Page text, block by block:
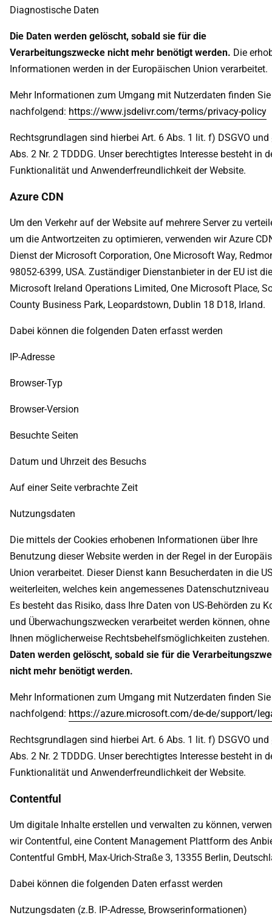
Diagnostische Daten
Die Daten werden gelöscht, sobald sie für die
Verarbeitungszwecke nicht mehr benötigt werden. Die
Informationen werden in der Europäischen Union verarbeitet.
Mehr Informationen zum Umgang mit Nutzerdaten finden Sie
nachfolgend: https://www.jsdelivr.com/terms/privacy-policy
Rechtsgrundlagen sind hierbei Art. 6 Abs. 1 lit. f) DSGVO und
Abs. 2 Nr. 2 TDDDG. Unser berechtigtes Interesse besteht in
Funktionalität und Anwenderfreundlichkeit der Website.
Azure CDN
Um den Verkehr auf der Website auf mehrere Server zu
um die Antwortzeiten zu optimieren, verwenden wir Azure
Dienst der Microsoft Corporation, One Microsoft Way,
98052-6399, USA. Zuständiger Dienstanbieter in der EU ist die
Microsoft Ireland Operations Limited, One Microsoft Place,
County Business Park, Leopardstown, Dublin 18 D18, Irland.
Dabei können die folgenden Daten erfasst werden
IP-Adresse
Browser-Typ
Browser-Version
Besuchte Seiten
Datum und Uhrzeit des Besuchs
Auf einer Seite verbrachte Zeit
Nutzungsdaten
Die mittels der Cookies erhobenen Informationen über Ihre
Benutzung dieser Website werden in der Regel in der
Union verarbeitet. Dieser Dienst kann Besucherdaten in die
weiterleiten, welches kein angemessenes Datenschutzniveau
Es besteht das Risiko, dass Ihre Daten von US-Behörden zu
und Überwachungszwecken verarbeitet werden können,
Ihnen möglicherweise Rechtsbehelfsmöglichkeiten zustehen.
Daten werden gelöscht, sobald sie für die
nicht mehr benötigt werden.
Mehr Informationen zum Umgang mit Nutzerdaten finden Sie
nachfolgend: https://azure.microsoft.com/de-de/support/
Rechtsgrundlagen sind hierbei Art. 6 Abs. 1 lit. f) DSGVO und
Abs. 2 Nr. 2 TDDDG. Unser berechtigtes Interesse besteht in
Funktionalität und Anwenderfreundlichkeit der Website.
Contentful
Um digitale Inhalte erstellen und verwalten zu können,
wir Contentful, eine Content Management Plattform des
Contentful GmbH, Max-Urich-Straße 3, 13355 Berlin,
Dabei können die folgenden Daten erfasst werden
Nutzungsdaten (z.B. IP-Adresse, Browserinformationen)